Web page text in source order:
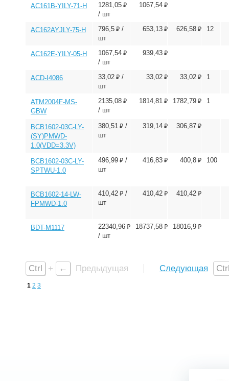
AC161B-YILY-71-H 1281,05 ⃏
/ шт
1067,54 ⃏
AC162AYJLY-75-H 796,5 ⃏ /
шт
653,13 ⃏ 626,58 ⃏ 12
AC162E-YILY-05-H 1067,54 ⃏
/ шт
939,43 ⃏
ACD-I4086 33,02 ⃏ /
шт
33,02 ⃏ 33,02 ⃏ 1
ATM2004F-MS-
GBW
2135,08 ⃏
/ шт
1814,81 ⃏ 1782,79 ⃏ 1
BCB1602-03C-LY-
(SY)PMWD-
1.0(VDD=3.3V)
380,51 ⃏ /
шт
319,14 ⃏ 306,87 ⃏
BCB1602-03C-LY-
SPTWU-1.0
496,99 ⃏ /
шт
416,83 ⃏ 400,8 ⃏ 100
BCB1602-14-LW-
FPMWD-1.0
410,42 ⃏ /
шт
410,42 ⃏ 410,42 ⃏
BDT-M1117 22340,96 ⃏
/ шт
18737,58 ⃏ 18016,9 ⃏
Ctrl + ← Предыдущая Следующая
1 2 3